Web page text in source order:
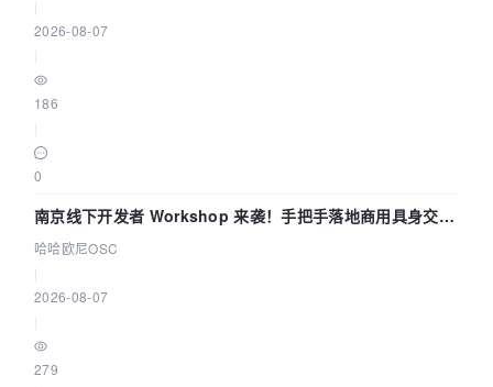
2026-08-07
186
0
南京线下开发者 Workshop 来袭！手把手落地商用具身交互
智能 Agent 应用
哈哈欧尼OSC
2026-08-07
279